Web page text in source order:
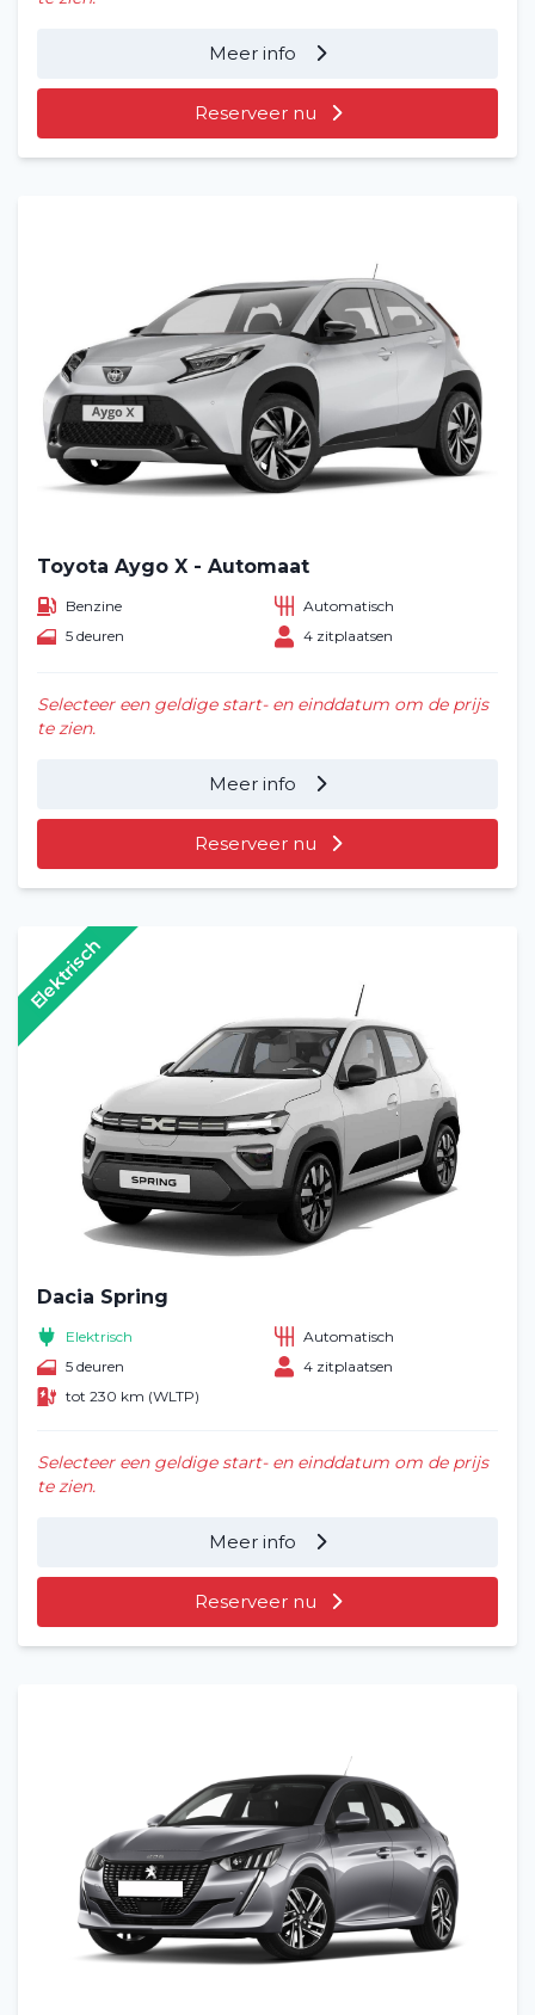
Meer info
Reserveer nu
Toyota Aygo X - Automaat
Benzine
Automatisch
5 deuren
4 zitplaatsen
Selecteer een geldige start- en einddatum om de prijs
te zien.
Meer info
Reserveer nu
Dacia Spring
Elektrisch
Automatisch
5 deuren
4 zitplaatsen
tot 230 km (WLTP)
Selecteer een geldige start- en einddatum om de prijs
te zien.
Meer info
Reserveer nu
Elektrisch